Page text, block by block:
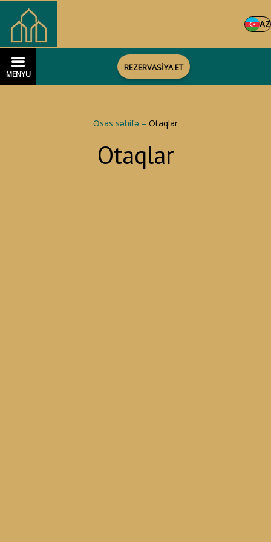
AZ
MENYU
REZERVASİYA ET
Əsas səhifə – Otaqlar
Otaqlar